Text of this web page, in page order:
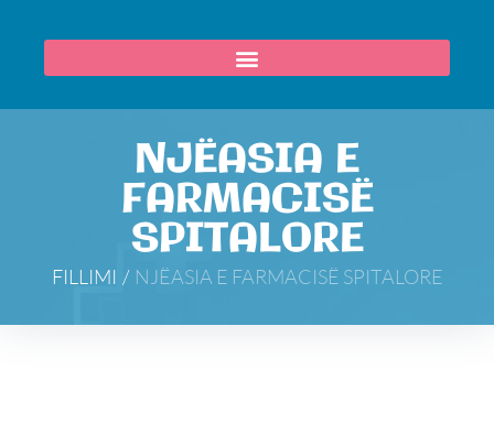
NJËASIA E
FARMACISË
SPITALORE
FILLIMI / NJËASIA E FARMACISË SPITALORE